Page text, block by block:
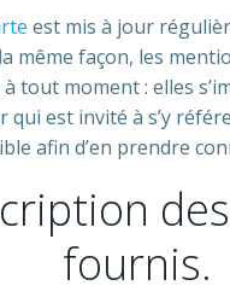
est mis à jour
même façon, les
tout moment : elles
qui est invité à s’y
afin d’en prendre
fournis.